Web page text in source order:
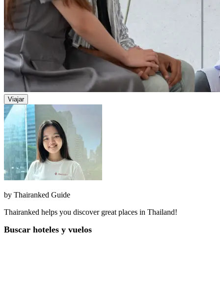
Viajar
by Thairanked Guide
Thairanked helps you discover great places in Thailand!
Buscar hoteles y vuelos